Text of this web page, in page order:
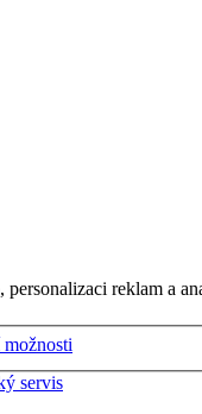
reklam a
možnosti
servis